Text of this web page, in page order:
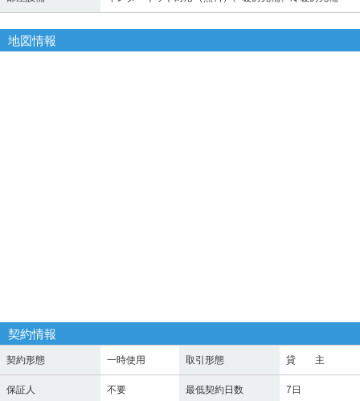
地図情報
契約情報
契約形態 一時使用 取引形態 貸 主
保証人 不要 最低契約日数 7日